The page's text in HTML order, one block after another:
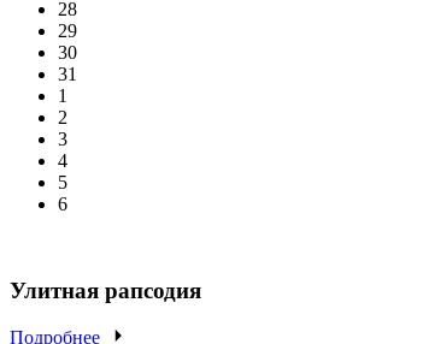
28
29
30
31
1
2
3
4
5
6
Улитная рапсодия
Подробнее